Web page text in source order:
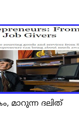
മാറുന്ന ദലിത്